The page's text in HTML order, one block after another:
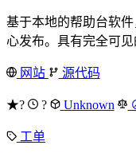
基于本地的帮助台软
心发布。具有完全可见
网站 源代码
★? ? Unknown
工单